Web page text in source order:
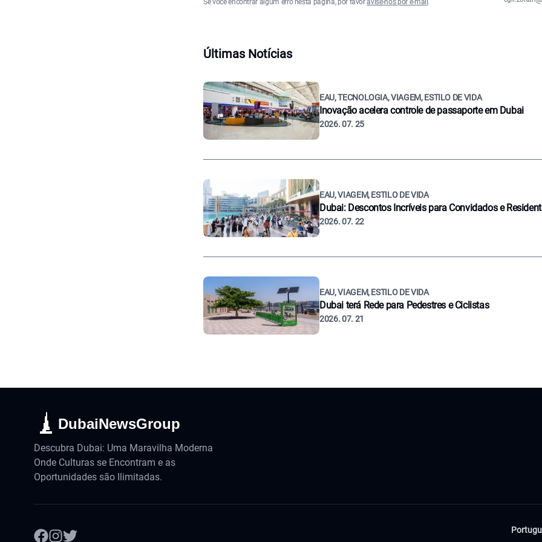
Se você encontrar algum erro nesta página, por favoravise-nos por e-mail .
Últimas Notícias
EAU, TECNOLOGIA, VIAGEM, ESTILO DE VIDA
Inovação acelera controle de passaporte em Dubai
2026. 07. 25
EAU, VIAGEM, ESTILO DE VIDA
Dubai: Descontos Incríveis para Convidados e
2026. 07. 22
EAU, VIAGEM, ESTILO DE VIDA
Dubai terá Rede para Pedestres e Ciclistas
2026. 07. 21
DubaiNewsGroup
Descubra Dubai: Uma Maravilha Moderna
Onde Culturas se Encontram e as
Oportunidades são Ilimitadas.